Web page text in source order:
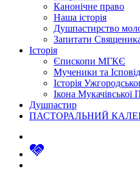
Канонічне право
Наша історія
Душпастирство
Запитати
Історія
Єпископи МГКЄ
Мученики та
Історія
Ікона Мукачівської
Душпастир
ПАСТОРАЛЬНИЙ